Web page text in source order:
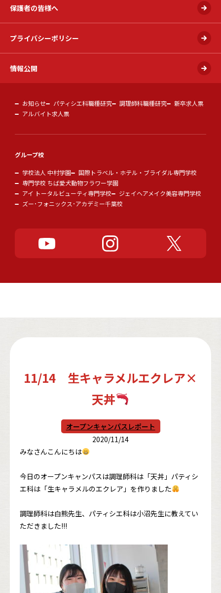
保護者の皆様へ
プライバシーポリシー
情報公開
お知らせ パティシエ科職種研究 調理師科職種研究
新卒求人票
アルバイト求人票
グループ校
学校法人 中村学園
国際トラベル・ホテル・ブライダル専門学校
専門学校 ちば愛犬動物フラワー学園
アイ トータルビューティ専門学校
ジェイヘアメイク美容専門学校
ズー･フォニックス･アカデミー千葉校
11/14 生キャラメルエクレア×
天丼
オープンキャンパスレポート
2020/11/14
みなさんこんにちは
今日のオープンキャンパスは調理師科は「天丼」パティシ
エ科は「生キャラメルのエクレア」を作りました
調理師科は白熊先生、パティシエ科は小沼先生に教えてい
ただきました!!!